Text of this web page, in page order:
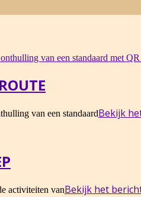
van een standaardBekijk
activiteiten vanBekijk het